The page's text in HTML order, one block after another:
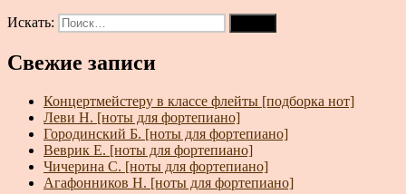
Искать:
Свежие записи
Концертмейстеру в классе флейты [подборка нот]
Леви Н. [ноты для фортепиано]
Городинский Б. [ноты для фортепиано]
Веврик Е. [ноты для фортепиано]
Чичерина С. [ноты для фортепиано]
Агафонников Н. [ноты для фортепиано]